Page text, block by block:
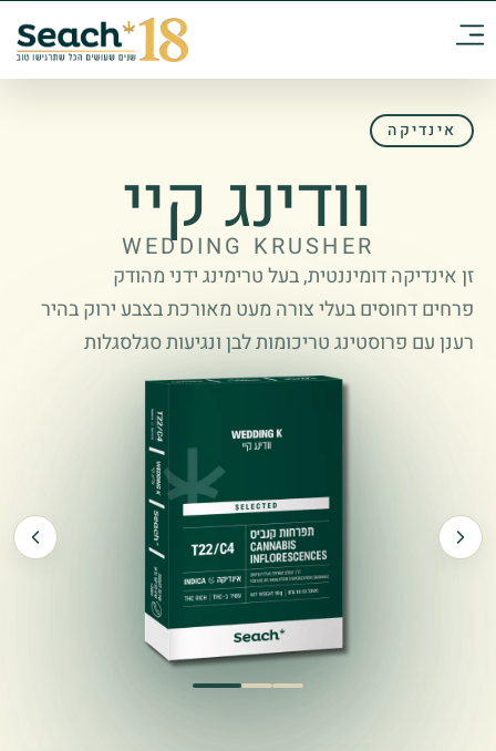
אינדיקה
וודינג קיי
WEDDING KRUSHER
זן אינדיקה דומיננטית, בעל טרימינג ידני מהודק
פרחים דחוסים בעלי צורה מעט מאורכת בצבע ירוק בהיר
רענן עם פרוסטינג טריכומות לבן ונגיעות סגלסגלות